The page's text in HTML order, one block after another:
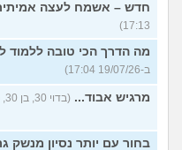
חדש – אשמח לעצה
17:13)
מה הדרך הכי טובה ללמוד
ב-19/07/26 17:04)
מרגיש אבוד... (בדוי 30, בן 30, כתב ב-19/07/26 16:55)
בחור עם יותר נסיון מנשק